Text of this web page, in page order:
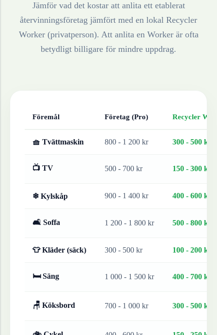
Jämför vad det kostar att anlita ett etablerat
återvinningsföretag jämfört med en lokal Recycler
Worker (privatperson). Att anlita en Worker är ofta
betydligt billigare för mindre uppdrag.
Föremål Företag (Pro) Recycler
🧺 Tvättmaskin 800 - 1 200 kr 300 - 500 kr
📺 TV 500 - 700 kr 150 - 300 kr
❄ Kylskåp 900 - 1 400 kr 400 - 600 kr
🛋 Soffa 1 200 - 1 800 kr 500 - 800 kr
👕 Kläder (säck) 300 - 500 kr 100 - 200 kr
🛏 Säng 1 000 - 1 500 kr 400 - 700 kr
🪑 Köksbord 700 - 1 000 kr 300 - 500 kr